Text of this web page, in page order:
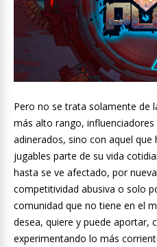
Pero no se trata solamente de
más alto rango,
adinerados, sino con aquel
jugables parte de su vida
hasta se ve afectado, por
competitividad abusiva o solo
comunidad que no tiene en el
desea, quiere y puede aportar,
experimentando lo más